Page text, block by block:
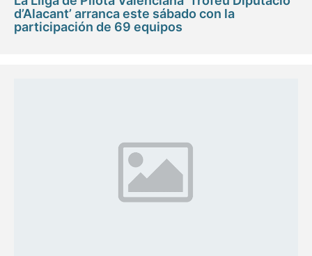
d’Alacant’ arranca este sábado con la
participación de 69 equipos